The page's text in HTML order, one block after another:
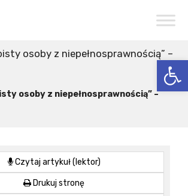
osoby z niepełnosprawnością” –
osoby z niepełnosprawnością” –
Czytaj artykuł (lektor)
Drukuj stronę